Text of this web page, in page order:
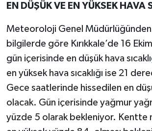
EN DÜŞÜK VE EN YÜKSEK HAVA
Meteoroloji Genel Müdürlüğünden
bilgilerde göre Kırıkkale’de 16
gün içerisinde en düşük hava
en yüksek hava sıcaklığı ise 21
Gece saatlerinde hissedilen en
olacak. Gün içerisinde yağmur
yüzde 5 olarak bekleniyor. Kentte